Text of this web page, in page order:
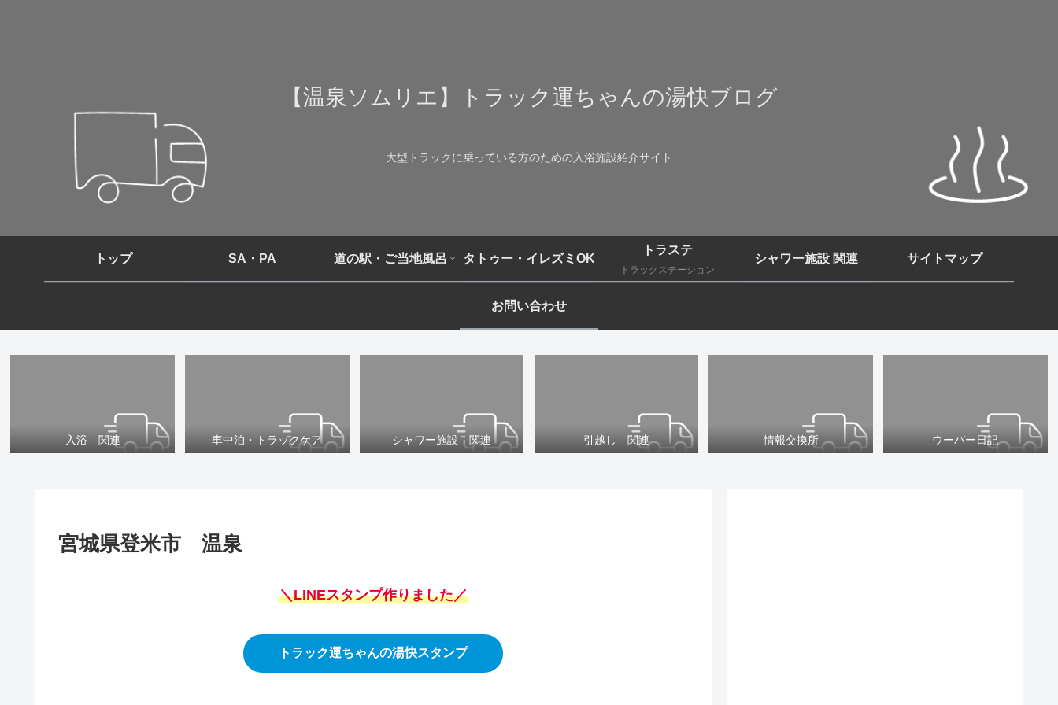
【温泉ソムリエ】トラック運ちゃんの湯快ブログ
大型トラックに乗っている方のための入浴施設紹介サイト
トップ SA・PA 道の駅・ご当地風呂 タトゥー・イレズミOK
トラステ
トラックステーション
シャワー施設 関連 サイトマップ
お問い合わせ
入浴 関連 車中泊・トラックケア シャワー施設 関連 引越し 関連 情報交換所 ウーバー日記
宮城県登米市 温泉
＼LINEスタンプ作りました／
トラック運ちゃんの湯快スタンプ